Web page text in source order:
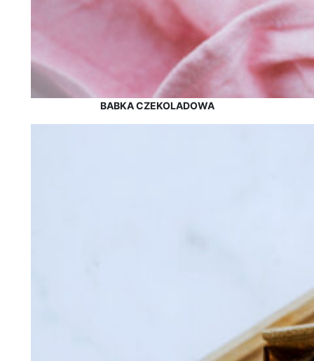
BABKA CZEKOLADOWA